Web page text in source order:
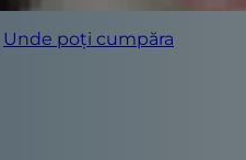
Unde poți cumpăra